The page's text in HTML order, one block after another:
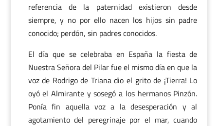
referencia de la paternidad existieron desde
siempre, y no por ello nacen los hijos sin padre
conocido; perdón, sin padres conocidos.
El día que se celebraba en España la fiesta de
Nuestra Señora del Pilar fue el mismo día en que la
voz de Rodrigo de Triana dio el grito de ¡Tierra! Lo
oyó el Almirante y sosegó a los hermanos Pinzón.
Ponía fin aquella voz a la desesperación y al
agotamiento del peregrinaje por el mar, cuando